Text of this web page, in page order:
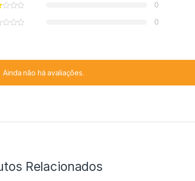
0
0
Ainda não há avaliações.
Relacionados